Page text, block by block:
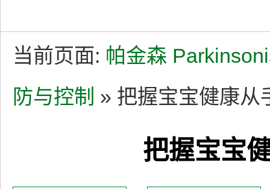
当前页面: 帕金森
防与控制 » 把握宝宝健康从
把握宝宝